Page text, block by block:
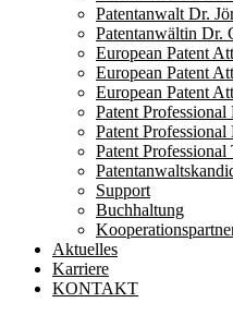
Patentanwalt Dr.
Patentanwältin Dr.
European Patent
European Patent
European Patent
Patent
Patent Professional
Patent Professional
Support
Buchhaltung
Aktuelles
Karriere
KONTAKT